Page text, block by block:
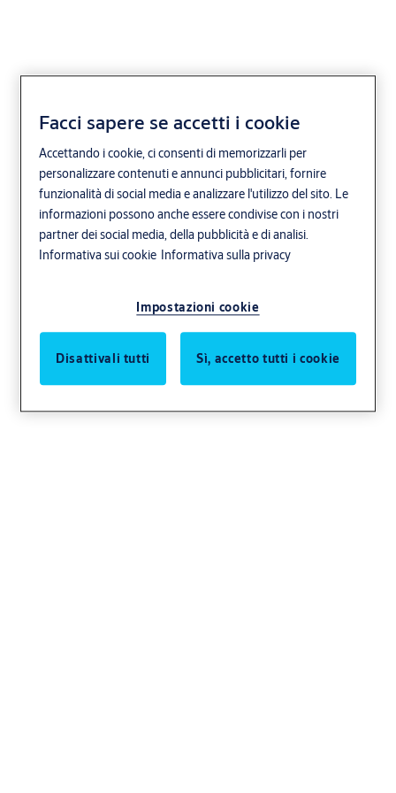
Facci sapere se accetti i cookie
Accettando i cookie, ci consenti di memorizzarli per
personalizzare contenuti e annunci pubblicitari, fornire
funzionalità di social media e analizzare l'utilizzo del sito. Le
informazioni possono anche essere condivise con i nostri
partner dei social media, della pubblicità e di analisi.
Informativa sui cookie Informativa sulla privacy
Impostazioni cookie
Disattivali tutti Sì, accetto tutti i cookie